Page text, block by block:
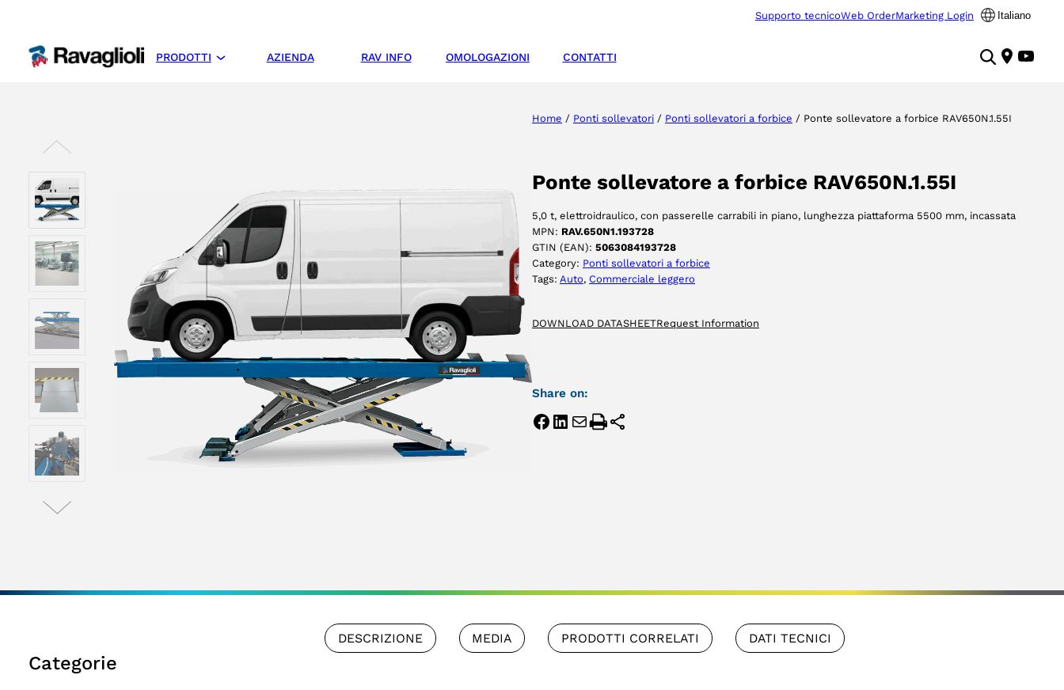
Supporto tecnicoWeb OrderMarketing Login Italiano
PRODOTTI AZIENDA RAV INFO OMOLOGAZIONI CONTATTI
Home / Ponti sollevatori / Ponti sollevatori a forbice / Ponte sollevatore a forbice RAV650N.1.55I
Ponte sollevatore a forbice RAV650N.1.55I
5,0 t, elettroidraulico, con passerelle carrabili in piano, lunghezza piattaforma 5500 mm, incassata
MPN: RAV.650N1.193728
GTIN (EAN): 5063084193728
Category: Ponti sollevatori a forbice
Tags: Auto, Commerciale leggero
DOWNLOAD DATASHEETRequest Information
Share on:
Categorie
DESCRIZIONE MEDIA PRODOTTI CORRELATI DATI TECNICI